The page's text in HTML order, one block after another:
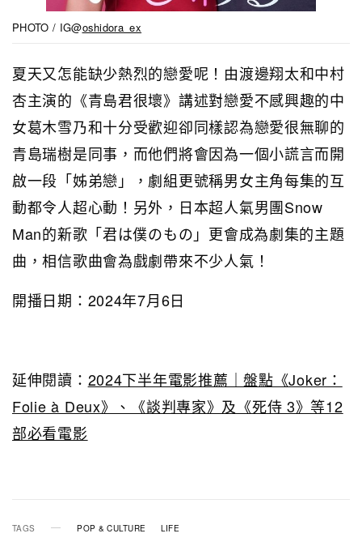
PHOTO / IG@oshidora_ex
夏天又怎能缺少熱烈的戀愛呢！由渡邊翔太和中村
杏主演的《青島君很壞》講述對戀愛不感興趣的中
女葛木雪乃和十分受歡迎卻同樣認為戀愛很無聊的
青島瑞樹是同事，而他們將會因為一個小謊言而開
啟一段「姊弟戀」，劇組更號稱男女主角每集的互
動都令人超心動！另外，日本超人氣男團Snow
Man的新歌「君は僕のもの」更會成為劇集的主題
曲，相信歌曲會為戲劇帶來不少人氣！
開播日期：2024年7月6日
延伸閱讀： 2024下半年電影推薦｜盤點《Joker：
Folie à Deux》、《談判專家》及《死侍 3》等12
部必看電影
TAGS POP & CULTURE LIFE